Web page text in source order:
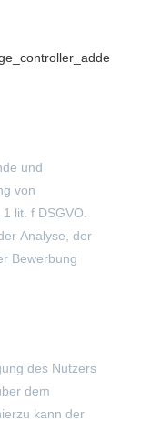
und
von
lit. f DSGVO.
Analyse, der
Bewerbung
des Nutzers
dem
kann der